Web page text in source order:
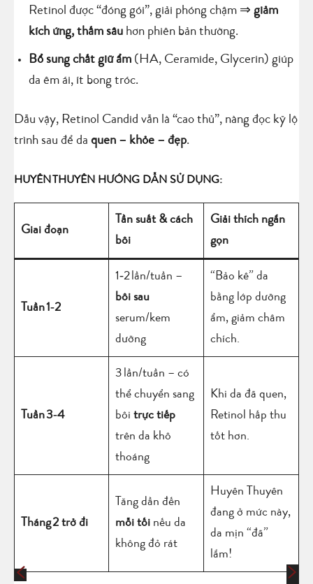
Retinol được “đóng gói”, giải phóng chậm ⇒ giảm
kích ứng, thấm sâu hơn phiên bản thường.
Bổ sung chất giữ ẩm (HA, Ceramide, Glycerin) giúp
da êm ái, ít bong tróc.
Dẫu vậy, Retinol Candid vẫn là “cao thủ”, nàng đọc kỹ lộ
trình sau để da quen – khỏe – đẹp.
HUYÊN THUYÊN HƯỚNG DẪN SỬ DỤNG:
Giai đoạn
Tần suất & cách
bôi
Giải thích ngắn
gọn
Tuần 1‑2
1‑2 lần/tuần –
bôi sau
serum/kem
dưỡng
“Bảo kê” da
bằng lớp dưỡng
ẩm, giảm châm
chích.
Tuần 3‑4
3 lần/tuần – có
thể chuyển sang
bôi trực tiếp
trên da khô
thoáng
Khi da đã quen,
Retinol hấp thu
tốt hơn.
Tháng 2 trở đi
Tăng dần đến
mỗi tối nếu da
không đỏ rát
Huyên Thuyên
đang ở mức này,
da mịn “đã”
lắm!